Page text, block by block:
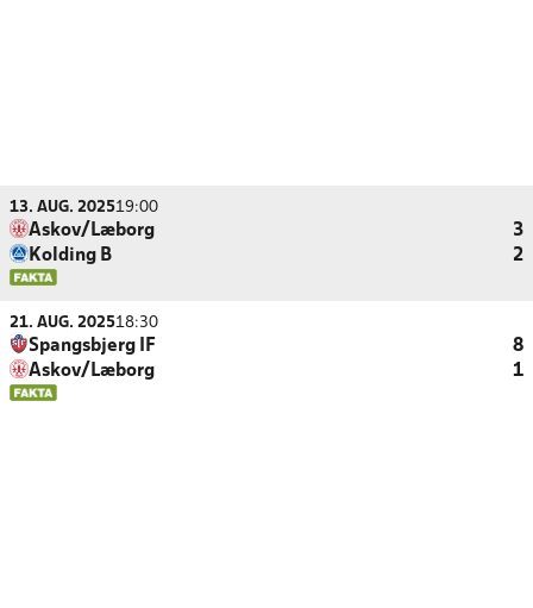
13. AUG. 202519:00
Askov/Læborg
3
Kolding B
2
21. AUG. 202518:30
Spangsbjerg IF
8
Askov/Læborg
1